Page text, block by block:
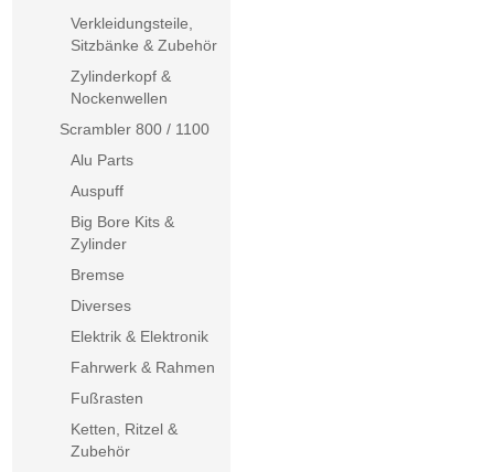
Verkleidungsteile,
Sitzbänke & Zubehör
Zylinderkopf &
Nockenwellen
Scrambler 800 / 1100
Alu Parts
Auspuff
Big Bore Kits &
Zylinder
Bremse
Diverses
Elektrik & Elektronik
Fahrwerk & Rahmen
Fußrasten
Ketten, Ritzel &
Zubehör